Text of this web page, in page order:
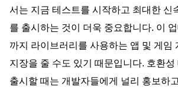
서는 지금 테스트를 시작하고 최대한 신
를 출시하는 것이 더욱 중요합니다. 이
까지 라이브러리를 사용하는 앱 및 게임
지장을 줄 수도 있기 때문입니다. 호환
출시할 때는 개발자들에게 널리 홍보하